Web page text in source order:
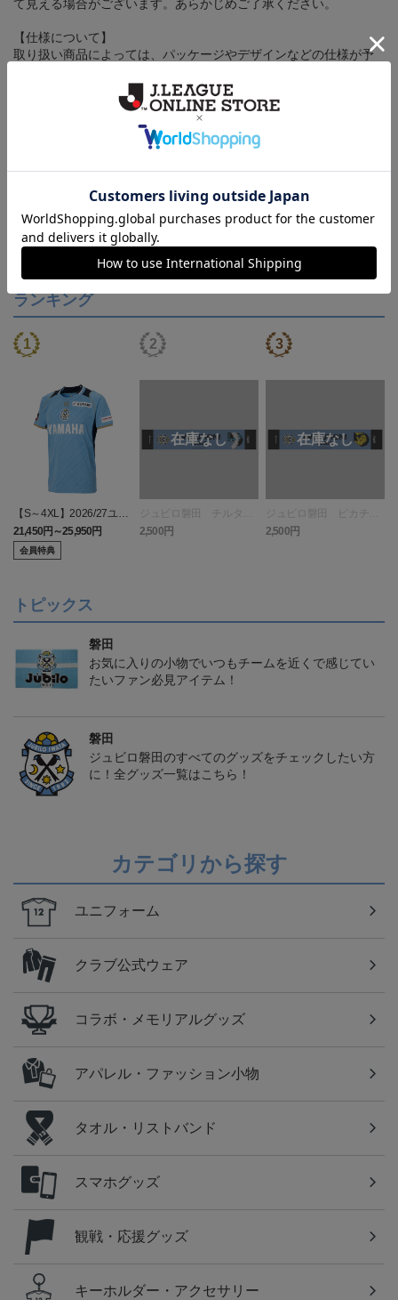
て見える場合がございます。あらかじめご了承ください。
【仕様について】
取り扱い商品によっては、パッケージやデザインなどの仕様が予
ヘルプページ
ランキング
【S～4XL】2026/27ユニ
フォーム オーセンティッ
クモデル:FP1st
21,450円～25,950円
会員特典
ジュビロ磐田 チルタリ
ス タオルマフラー
2,500円
ジュビロ磐田 ピカチュ
ウ タオルマフラー
2,500円
トピックス
磐田
お気に入りの小物でいつもチームを近くで感じてい
たいファン必見アイテム！
磐田
ジュビロ磐田のすべてのグッズをチェックしたい方
に！全グッズ一覧はこちら！
カテゴリから探す
ユニフォーム
クラブ公式ウェア
コラボ・メモリアルグッズ
アパレル・ファッション小物
タオル・リストバンド
スマホグッズ
観戦・応援グッズ
キーホルダー・アクセサリー